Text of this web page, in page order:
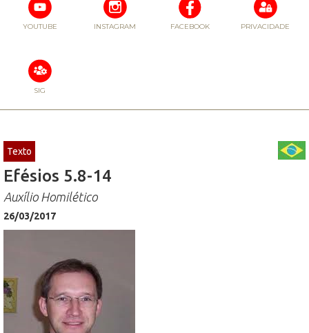
YOUTUBE INSTAGRAM FACEBOOK PRIVACIDADE
SIG
Texto
Efésios 5.8-14
Auxílio Homilético
26/03/2017